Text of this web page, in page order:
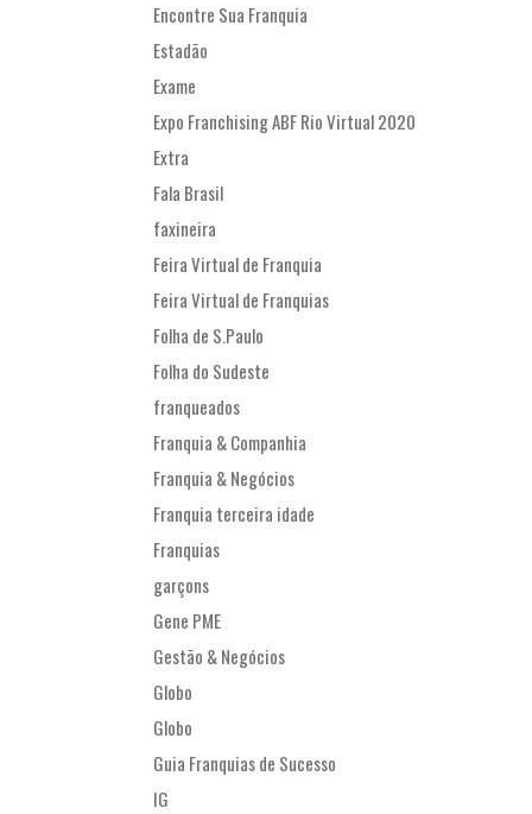
Encontre Sua Franquia
Estadão
Exame
Expo Franchising ABF Rio Virtual 2020
Extra
Fala Brasil
faxineira
Feira Virtual de Franquia
Feira Virtual de Franquias
Folha de S.Paulo
Folha do Sudeste
franqueados
Franquia & Companhia
Franquia & Negócios
Franquia terceira idade
Franquias
garçons
Gene PME
Gestão & Negócios
Globo
Globo
Guia Franquias de Sucesso
IG